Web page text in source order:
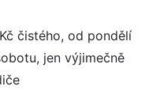
čistého, od pondělí
jen výjimečně